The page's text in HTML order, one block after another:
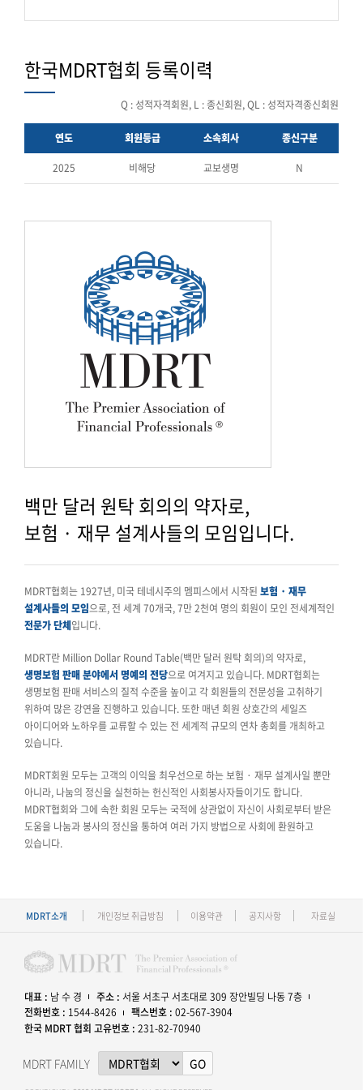
한국MDRT협회 등록이력
Q : 성적자격회원, L : 종신회원, QL : 성적자격종신회원
연도 회원등급 소속회사 종신구분
2025 비해당 교보생명 N
백만 달러 원탁 회의의 약자로,
보험 · 재무 설계사들의 모임입니다.
MDRT협회는 1927년, 미국 테네시주의 멤피스에서 시작된 보험 · 재무
설계사들의 모임으로, 전 세계 70개국, 7만 2천여 명의 회원이 모인 전세계적인
전문가 단체입니다.
MDRT란 Million Dollar Round Table(백만 달러 원탁 회의)의 약자로,
생명보험 판매 분야에서 명예의 전당으로 여겨지고 있습니다. MDRT협회는
생명보험 판매 서비스의 질적 수준을 높이고 각 회원들의 전문성을 고취하기
위하여 많은 강연을 진행하고 있습니다. 또한 매년 회원 상호간의 세일즈
아이디어와 노하우를 교류할 수 있는 전 세계적 규모의 연차 총회를 개최하고
있습니다.
MDRT회원 모두는 고객의 이익을 최우선으로 하는 보험 · 재무 설계사일 뿐만
아니라, 나눔의 정신을 실천하는 헌신적인 사회봉사자들이기도 합니다.
MDRT협회와 그에 속한 회원 모두는 국적에 상관없이 자신이 사회로부터 받은
도움을 나눔과 봉사의 정신을 통하여 여러 가지 방법으로 사회에 환원하고
있습니다.
MDRT소개 개인정보 취급방침 이용약관 공지사항 자료실
대표 : 남 수 경 주소 : 서울 서초구 서초대로 309 장안빌딩 나동 7층
전화번호 : 1544-8426 팩스번호 : 02-567-3904
한국 MDRT 협회 고유번호 : 231-82-70940
MDRT FAMILY GO